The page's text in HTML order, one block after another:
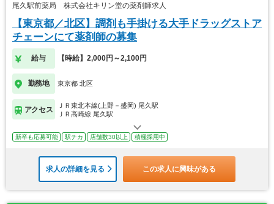
尾久駅前薬局 株式会社キリン堂の薬剤師求人
【東京都／北区】調剤も手掛ける大手ドラッグストア
チェーンにて薬剤師の募集
給与 【時給】2,000円～2,100円
勤務地 東京都 北区
アクセス
ＪＲ東北本線(上野－盛岡) 尾久駅
ＪＲ高崎線 尾久駅
新卒も応募可能 駅チカ 店舗数30以上 積極採用中
求人の詳細を見る この求人に興味がある